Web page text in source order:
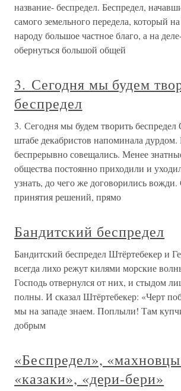
название- беспредел. Беспредел,
самого земельного передела, который
народу большое частное благо, а на
обернуться большой общей
3. Сегодня мы будем
беспредел
3. Сегодня мы будем творить беспредел
штабе декабристов напоминала дурдом.
беспрерывно совещались. Менее
общества постоянно приходили и
узнать, до чего же договорились
принятия решений, прямо
Бандитский беспредел
Бандитский беспредел Штёртебекер и
всегда лихо режут килями морские
Господь отвернулся от них, и стыдом
полны. И сказал Штёртебекер: «Черт
мы на западе знаем. Поплыли! Там
добрым
«Беспредел»,
«казаки», «дери-бери»